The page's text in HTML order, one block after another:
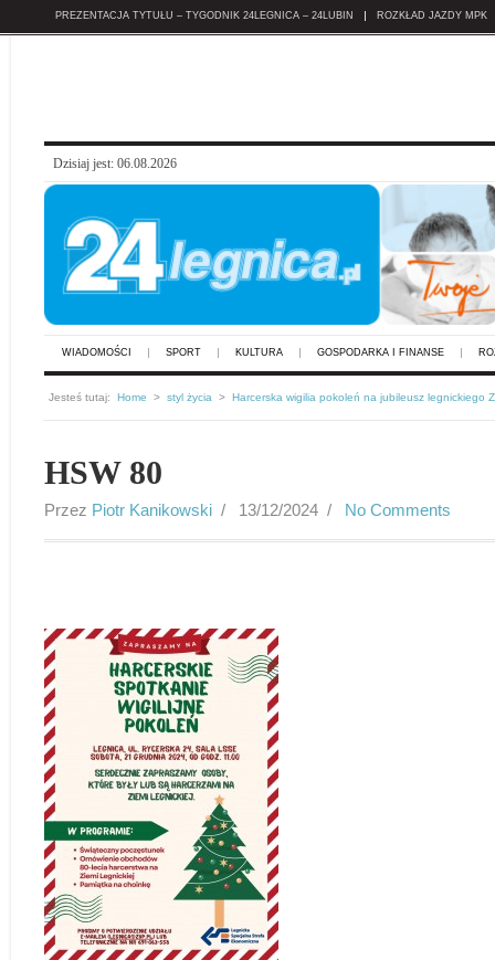
PREZENTACJA TYTUŁU – TYGODNIK 24LEGNICA – 24LUBIN ROZKŁAD JAZDY MPK
Dzisiaj jest: 06.08.2026
WIADOMOŚCI SPORT KULTURA GOSPODARKA I FINANSE
Jesteś tutaj: Home > styl życia > Harcerska wigilia pokoleń na jubileusz legnickiego
HSW 80
Przez Piotr Kanikowski / 13/12/2024 / No Comments